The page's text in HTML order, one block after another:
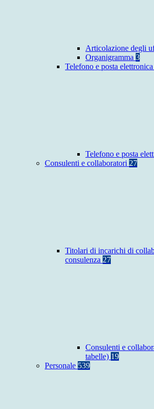
Articolazione degli
Organigramma 3
Telefono e posta elettronica
Telefono e posta
Consulenti e collaboratori 27
Titolari di incarichi di
consulenza 27
Consulenti e
tabelle) 19
Personale 539